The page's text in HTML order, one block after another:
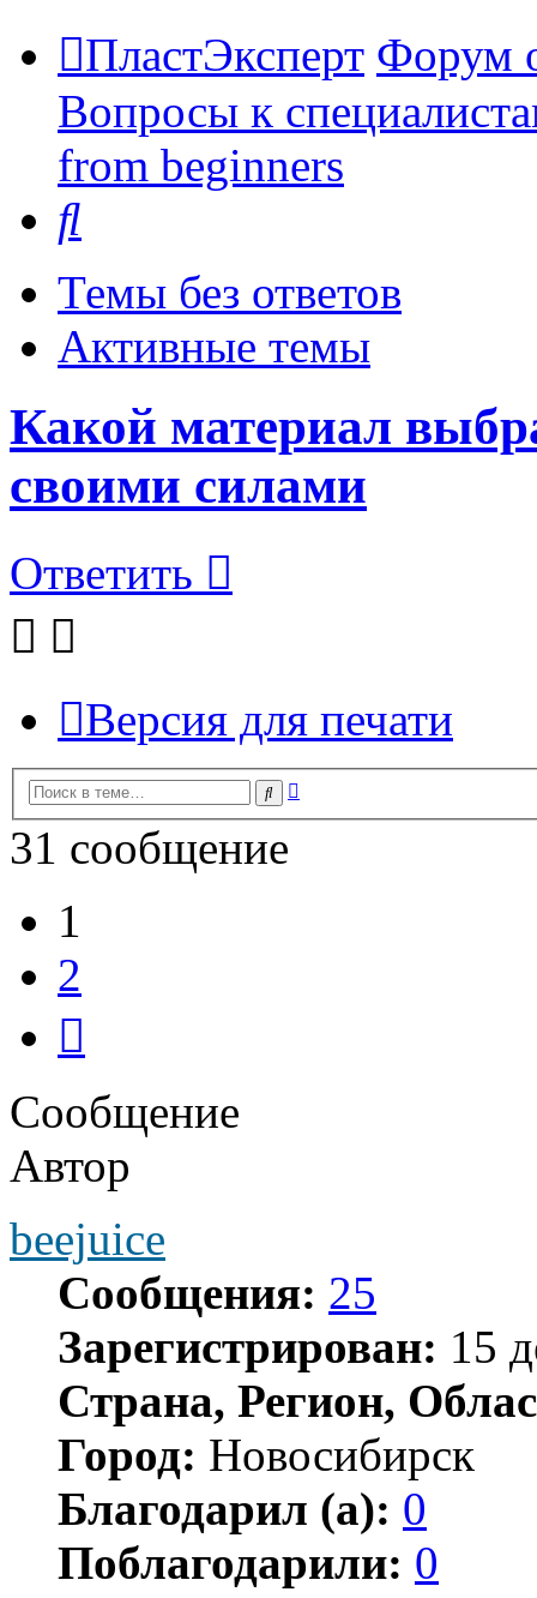
ПластЭксперт Форум
Вопросы к
from beginners
Темы без ответов
Активные темы
Какой материал
своими силами
Ответить
Версия для печати
Поиск
31 сообщение
1
2
Сообщение
Автор
beejuice
Сообщения: 25
Зарегистрирован: 15
Страна, Регион,
Город: Новосибирск
Благодарил (а): 0
Поблагодарили: 0